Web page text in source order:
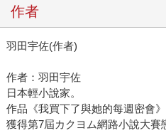
作者
羽田宇佐(作者)
作者：羽田宇佐
日本輕小說家。
作品《我買下了與她的每週密會》
獲得第7屆カクヨム網路小說大賽